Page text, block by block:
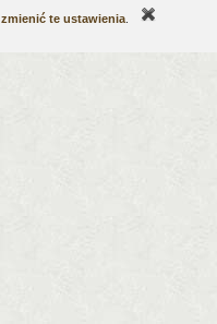
zmienić te ustawienia